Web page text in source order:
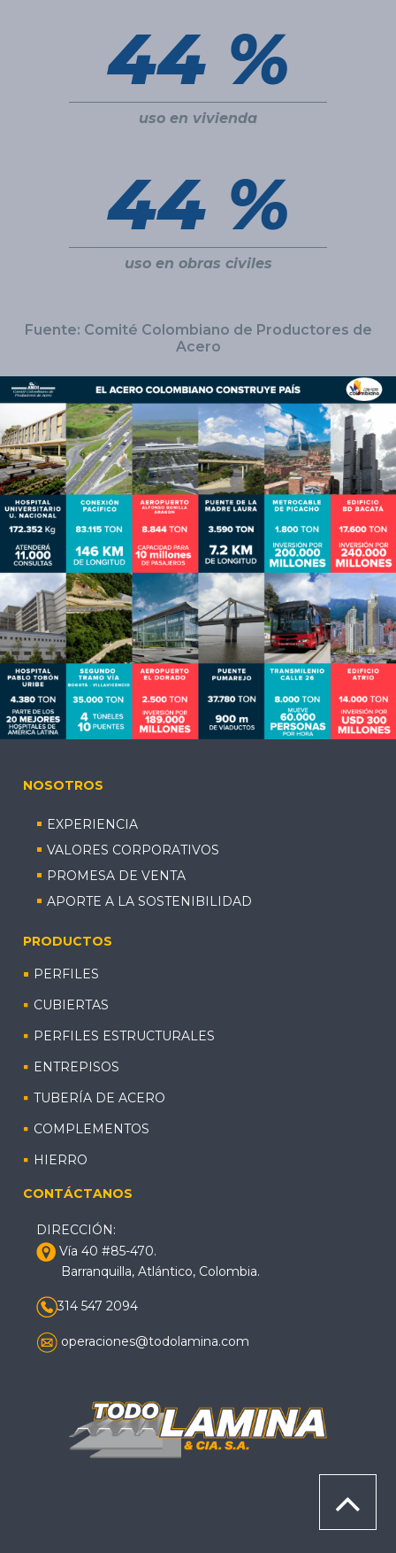
56 %
uso en vivienda
56 %
uso en obras civiles
Fuente: Comité Colombiano de Productores de
Acero
NOSOTROS
EXPERIENCIA
VALORES CORPORATIVOS
PROMESA DE VENTA
APORTE A LA SOSTENIBILIDAD
PRODUCTOS
PERFILES
CUBIERTAS
PERFILES ESTRUCTURALES
ENTREPISOS
TUBERÍA DE ACERO
COMPLEMENTOS
HIERRO
CONTÁCTANOS
DIRECCIÓN:
Vía 40 #85-470.
Barranquilla, Atlántico, Colombia.
314 547 2094
operaciones@todolamina.com